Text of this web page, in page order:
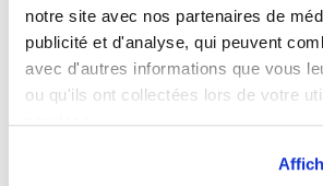
notre site avec nos partenaires de
publicité et d'analyse, qui peuvent
avec d'autres informations que vous
ou qu'ils ont collectées lors de votre
services.